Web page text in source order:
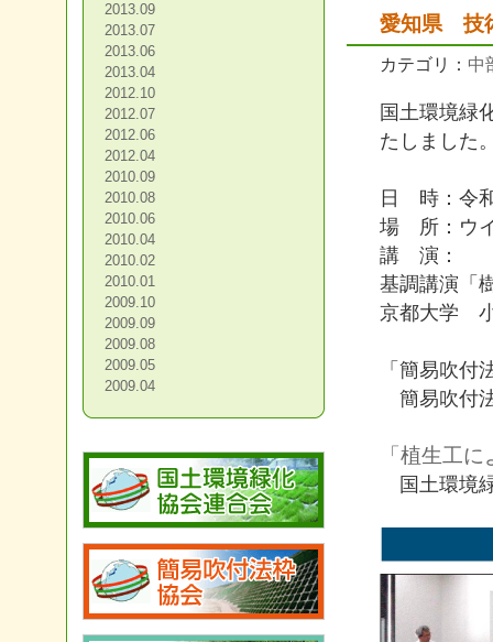
2013.09
2013.07
2013.06
2013.04
2012.10
2012.07
2012.06
2012.04
2010.09
2010.08
2010.06
2010.04
2010.02
2010.01
2009.10
2009.09
2009.08
2009.05
2009.04
愛知県 技
カテゴリ： 中
国土環境緑
たしました
日 時：令
場 所：ウ
講 演：
基調講演「
京都大学
「簡易吹付
簡易吹付
「植生工
国土環境